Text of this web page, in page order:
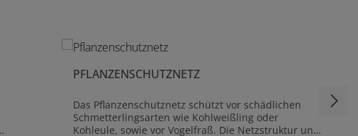
PFLANZENSCHUTZNETZ
Das Pflanzenschutznetz schützt vor schädlichen
Schmetterlingsarten wie Kohlweißling oder
Kohleule, sowie vor Vogelfraß. Die Netzstruktur und